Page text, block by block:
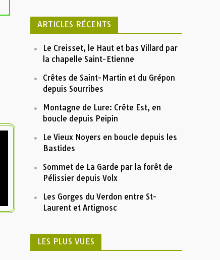
ARTICLES RÉCENTS
Le Creisset, le Haut et bas Villard par
la chapelle Saint-Etienne
Crêtes de Saint-Martin et du Grépon
depuis Sourribes
Montagne de Lure: Crête Est, en
boucle depuis Peipin
Le Vieux Noyers en boucle depuis les
Bastides
Sommet de La Garde par la forêt de
Pélissier depuis Volx
Les Gorges du Verdon entre St-
Laurent et Artignosc
LES PLUS VUES